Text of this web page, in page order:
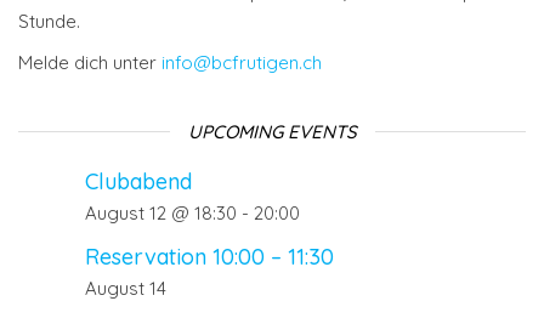
Stunde.
Melde dich unter info@bcfrutigen.ch
UPCOMING EVENTS
Clubabend
August 12 @ 18:30 - 20:00
Reservation 10:00 – 11:30
August 14